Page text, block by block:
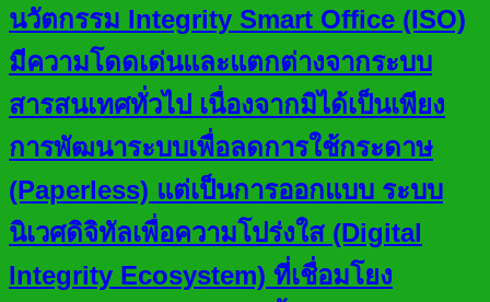
นวัตกรรม Integrity Smart Office (ISO)
มีความโดดเด่นและแตกต่างจากระบบ
สารสนเทศทั่วไป เนื่องจากมิได้เป็นเพียง
การพัฒนาระบบเพื่อลดการใช้กระดาษ
(Paperless) แต่เป็นการออกแบบ ระบบ
นิเวศดิจิทัลเพื่อความโปร่งใส (Digital
Integrity Ecosystem) ที่เชื่อมโยง